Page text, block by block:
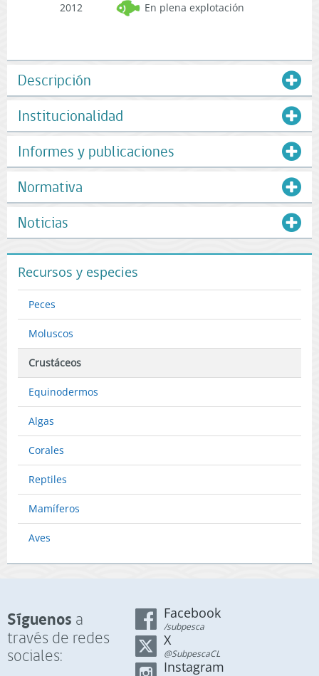
2012
En plena explotación
Descripción
Institucionalidad
Informes y publicaciones
Normativa
Noticias
Recursos y especies
Peces
Moluscos
Crustáceos
Equinodermos
Algas
Corales
Reptiles
Mamíferos
Aves
Síguenos a
través de redes
sociales:
Facebook
/subpesca
X
@SubpescaCL
Instagram